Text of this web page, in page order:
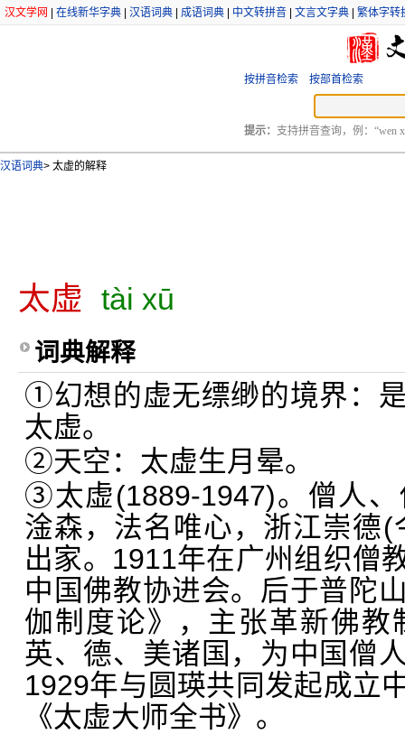
汉文学网 在线新华字典 汉语词典 成语词典 中文转拼音 文言文字典 繁体字转
按拼音检索 按部首检索
提示： 支持拼音查询，例：“wen
汉语词典> 太虚的解释
太虚 tài xū
词典解释
①幻想的虚无缥缈的境界：
太虚。
②天空：太虚生月晕。
③太虚(1889-1947)。僧人
淦森，法名唯心，浙江崇德
出家。1911年在广州组织僧
中国佛教协进会。后于普陀
伽制度论》，主张革新佛教
英、德、美诸国，为中国僧
1929年与圆瑛共同发起成立
《太虚大师全书》。